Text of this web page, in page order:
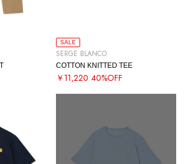
SALE
SERGE BLANCO
COTTON KNITTED TEE
￥11,220 40%OFF